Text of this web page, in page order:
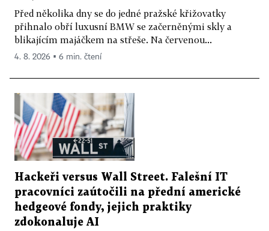
Před několika dny se do jedné pražské křižovatky
přihnalo obří luxusní BMW se začerněnými skly a
blikajícím majáčkem na střeše. Na červenou...
4. 8. 2026 ▪ 6 min. čtení
Hackeři versus Wall Street. Falešní IT
pracovníci zaútočili na přední americké
hedgeové fondy, jejich praktiky
zdokonaluje AI